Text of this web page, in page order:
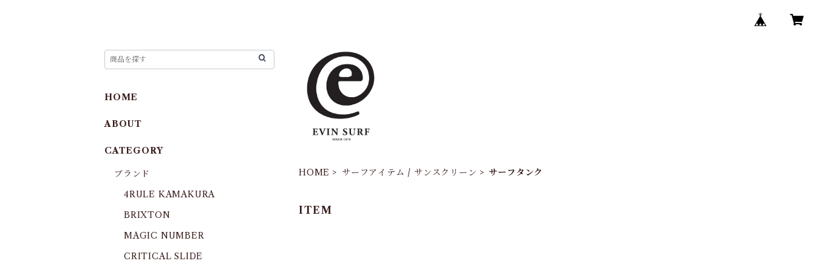
HOME サーフアイテム / サンスクリーン サーフタンク
ITEM
HOME
ABOUT
CATEGORY
ブランド
4RULE KAMAKURA
BRIXTON
MAGIC NUMBER
CRITICAL SLIDE